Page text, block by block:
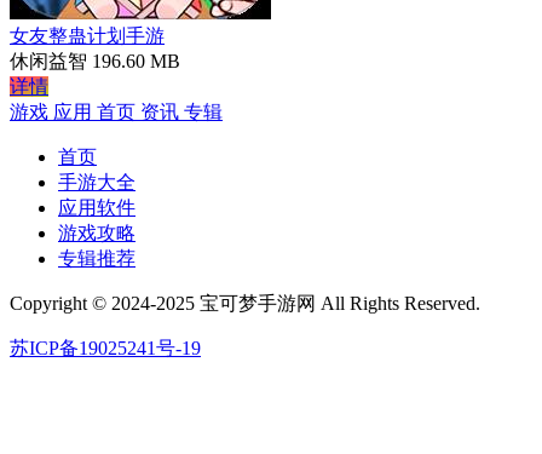
女友整蛊计划手游
休闲益智 196.60 MB
详情
游戏 应用 首页 资讯 专辑
首页
手游大全
应用软件
游戏攻略
专辑推荐
Copyright © 2024-2025 宝可梦手游网 All Rights Reserved.
苏ICP备19025241号-19